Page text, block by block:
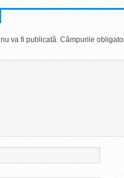
va fi publicată. Câmpurile